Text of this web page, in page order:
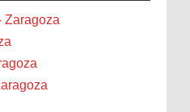
Zaragoza